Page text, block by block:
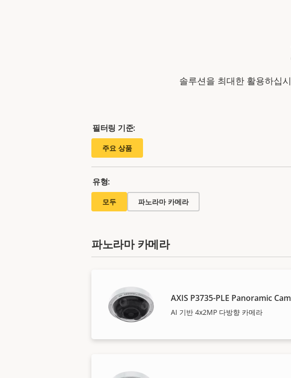
솔루션을 최대한 활용하십
필터링 기준:
주요 상품
유형:
모두 파노라마 카메라
파노라마 카메라
AXIS P3735-PLE Panoramic
AI 기반 4x2MP 다방향 카메라